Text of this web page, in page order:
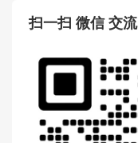
扫一扫 微信 交流